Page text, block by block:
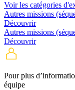
Voir les catégories
Autres missions
Découvrir
Autres missions
Découvrir
Pour plus
équipe